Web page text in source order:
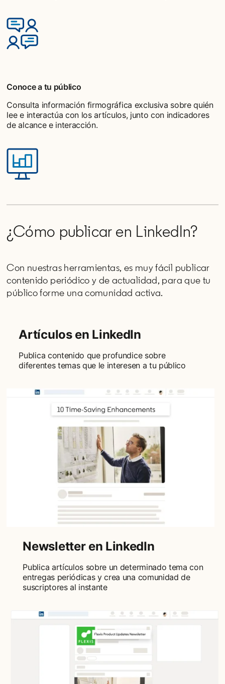
Conoce a tu público
Consulta información firmográfica exclusiva sobre quién
lee e interactúa con los artículos, junto con indicadores
de alcance e interacción.
¿Cómo publicar en LinkedIn?
Con nuestras herramientas, es muy fácil publicar
contenido periódico y de actualidad, para que tu
público forme una comunidad activa.
Artículos en LinkedIn
Publica contenido que profundice sobre
diferentes temas que le interesen a tu público
Newsletter en LinkedIn
Publica artículos sobre un determinado tema con
entregas periódicas y crea una comunidad de
suscriptores al instante